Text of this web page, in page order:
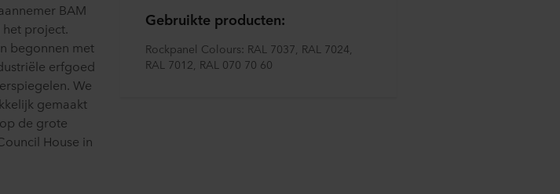
BAM
project.
begonnen met
erfgoed
We
gemaakt
de grote
House in
Gebruikte producten:
Rockpanel Colours: RAL 7037, RAL 7024,
RAL 7012, RAL 070 70 60